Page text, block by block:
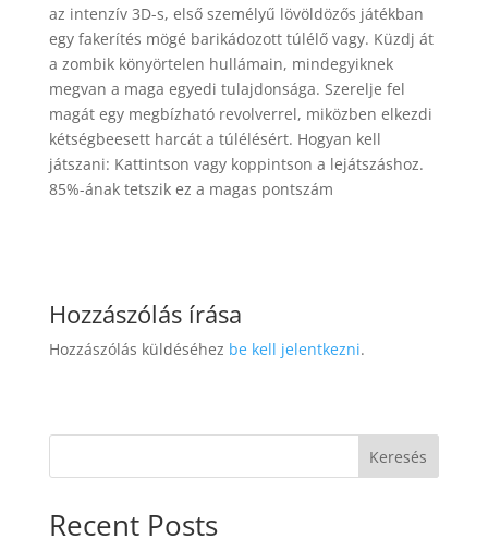
az intenzív 3D-s, első személyű lövöldözős játékban
egy fakerítés mögé barikádozott túlélő vagy. Küzdj át
a zombik könyörtelen hullámain, mindegyiknek
megvan a maga egyedi tulajdonsága. Szerelje fel
magát egy megbízható revolverrel, miközben elkezdi
kétségbeesett harcát a túlélésért. Hogyan kell
játszani: Kattintson vagy koppintson a lejátszáshoz.
85%-ának tetszik ez a magas pontszám
Hozzászólás írása
Hozzászólás küldéséhez be kell jelentkezni.
Keresés
Recent Posts